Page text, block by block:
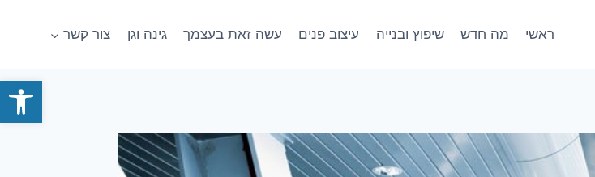
פתח
ראשי מה חדש שיפוץ ובנייה עיצוב פנים עשה זאת בעצמך גינה וגן צור קשר